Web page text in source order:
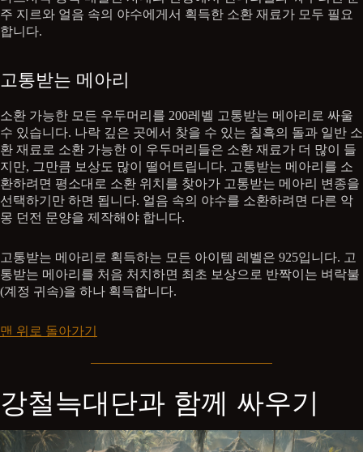
주 지르와 얼음 속의 야수에게서 획득한 소환 재료가 모두 필요
합니다.
고통받는 메아리
소환 가능한 모든 우두머리를 200레벨 고통받는 메아리로 싸울
수 있습니다. 나락 깊은 곳에서 찾을 수 있는 칠흑의 돌과 일반 소
환 재료로 소환 가능한 이 우두머리들은 소환 재료가 더 많이 들
지만, 그만큼 보상도 많이 떨어트립니다. 고통받는 메아리를 소
환하려면 평소대로 소환 위치를 찾아가 고통받는 메아리 변종을
선택하기만 하면 됩니다. 얼음 속의 야수를 소환하려면 다른 악
몽 던전 문양을 제작해야 합니다.
고통받는 메아리로 획득하는 모든 아이템 레벨은 925입니다. 고
통받는 메아리를 처음 처치하면 최초 보상으로 반짝이는 벼락불
(계정 귀속)을 하나 획득합니다.
맨 위로 돌아가기
강철늑대단과 함께 싸우기